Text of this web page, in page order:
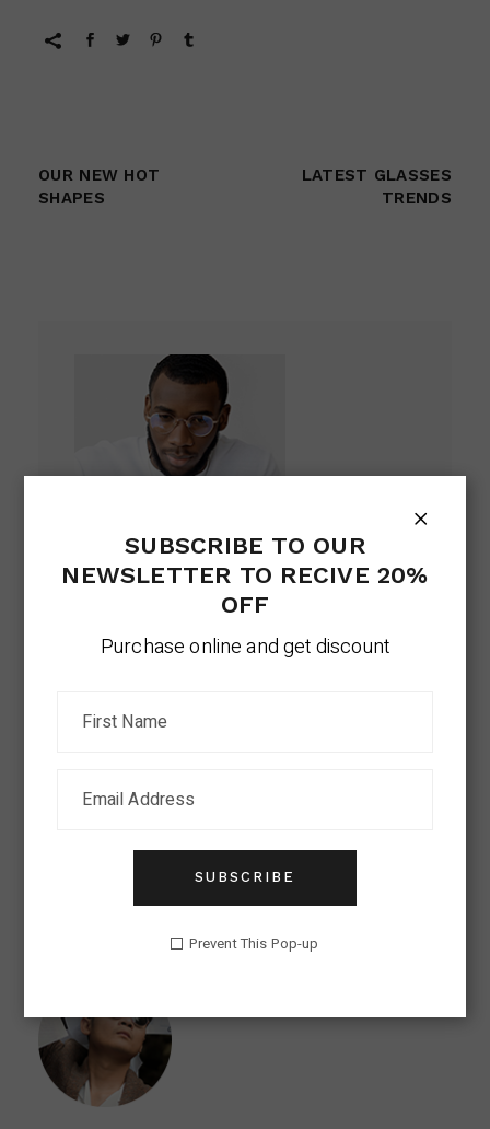
OUR NEW HOT
SHAPES
LATEST GLASSES
TRENDS
KAIRON MULLOC
Tempus iaculis urna id volutpat lacus
COMMENTS
SUBSCRIBE TO OUR
NEWSLETTER TO RECIVE 20%
OFF
Purchase online and get discount
SUBSCRIBE
Prevent This Pop-up